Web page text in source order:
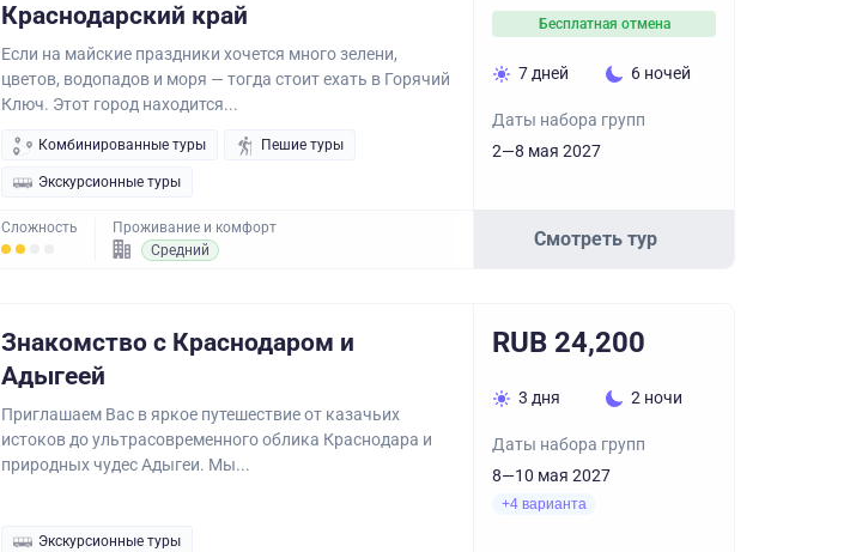
Краснодарский край
Если на майские праздники хочется много зелени,
цветов, водопадов и моря — тогда стоит ехать в Горячий
Ключ. Этот город находится...
Комбинированные туры Пешие туры
Экскурсионные туры
Сложность
Проживание и комфорт
Средний
Бесплатная отмена
7 дней 6 ночей
Даты набора групп
2—8 мая 2027
Смотреть тур
Знакомство с Краснодаром и
Адыгеей
Приглашаем Вас в яркое путешествие от казачьих
истоков до ультрасовременного облика Краснодара и
природных чудес Адыгеи. Мы...
Экскурсионные туры
RUB 24,200
3 дня 2 ночи
Даты набора групп
8—10 мая 2027
+4 варианта